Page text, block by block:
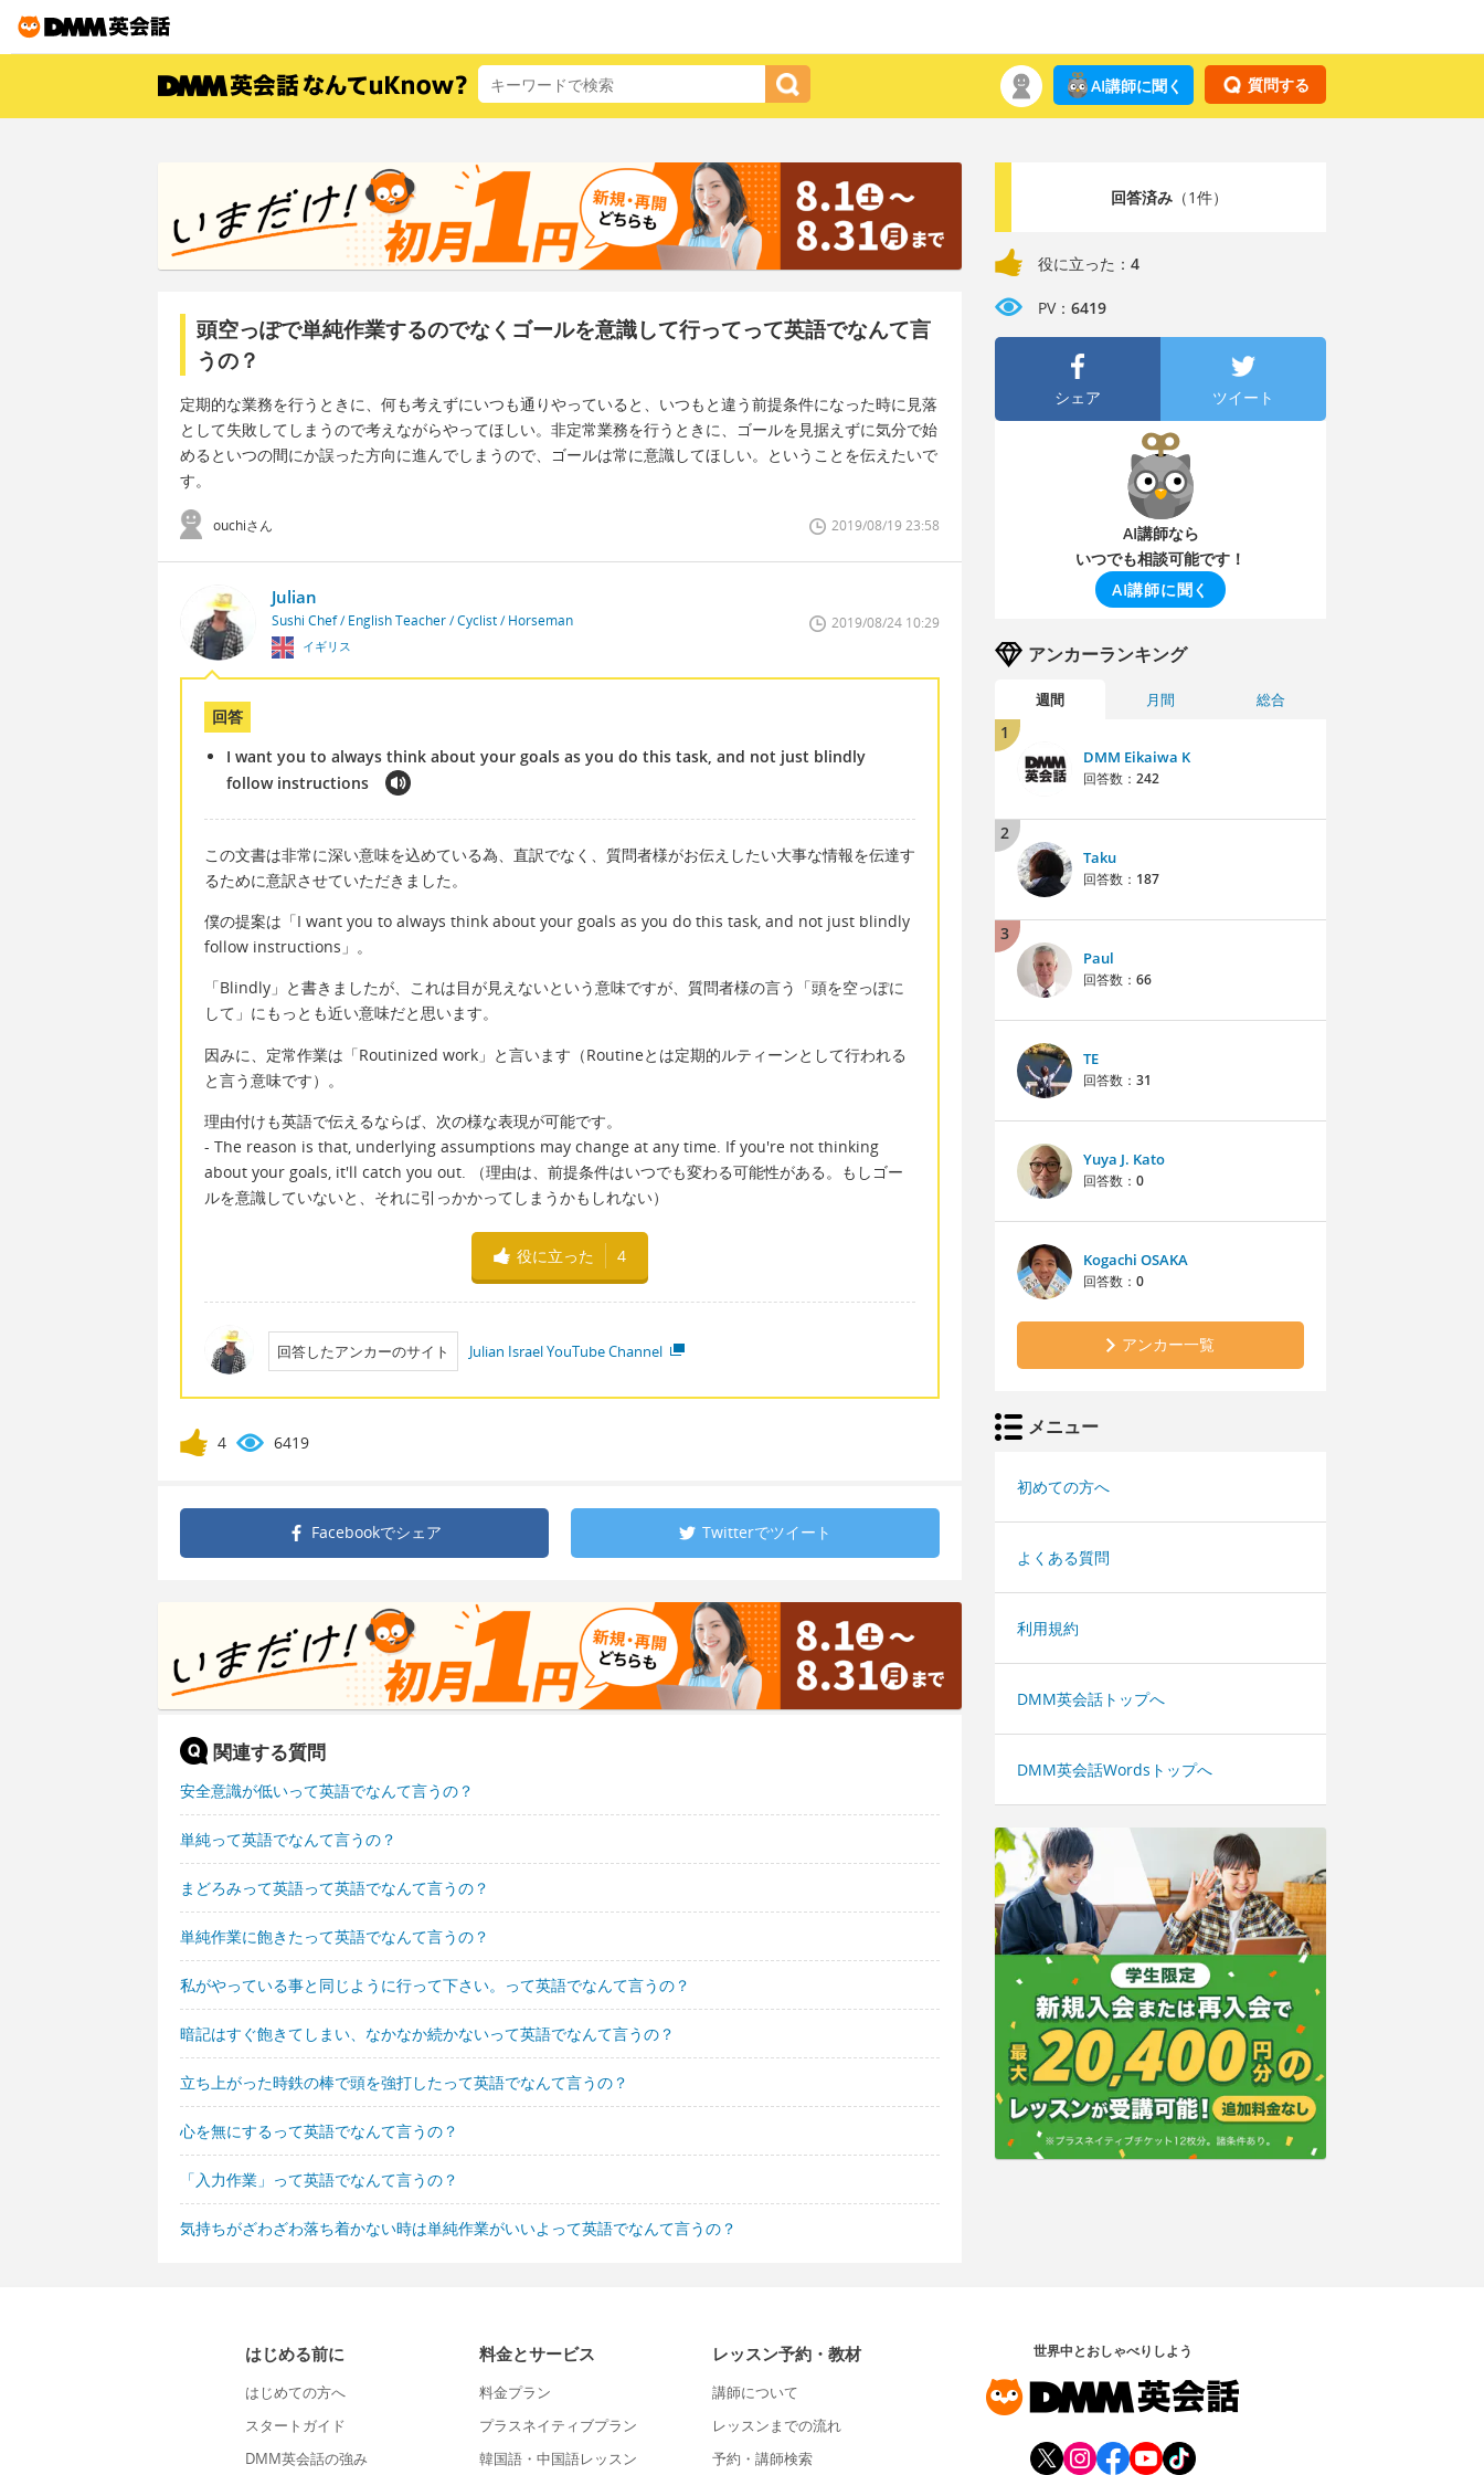
質問する
AI講師に聞く
頭空っぽで単純作業するのでなくゴールを意識して行ってって英語でなんて言
うの？
定期的な業務を行うときに、何も考えずにいつも通りやっていると、いつもと違う前提条件になった時に見落
として失敗してしまうので考えながらやってほしい。非定常業務を行うときに、ゴールを見据えずに気分で始
めるといつの間にか誤った方向に進んでしまうので、ゴールは常に意識してほしい。ということを伝えたいで
す。
ouchiさん 2019/08/19 23:58
Julian
Sushi Chef / English Teacher / Cyclist / Horseman
イギリス
2019/08/24 10:29
回答
I want you to always think about your goals as you do this task, and not just blindly
follow instructions
この文書は非常に深い意味を込めている為、直訳でなく、質問者様がお伝えしたい大事な情報を伝達す
るために意訳させていただきました。
僕の提案は「I want you to always think about your goals as you do this task, and not just blindly
follow instructions」。
「Blindly」と書きましたが、これは目が見えないという意味ですが、質問者様の言う「頭を空っぽに
して」にもっとも近い意味だと思います。
因みに、定常作業は「Routinized work」と言います（Routineとは定期的ルティーンとして行われる
と言う意味です）。
理由付けも英語で伝えるならば、次の様な表現が可能です。
- The reason is that, underlying assumptions may change at any time. If you're not thinking
about your goals, it'll catch you out. （理由は、前提条件はいつでも変わる可能性がある。もしゴー
ルを意識していないと、それに引っかかってしまうかもしれない）
役に立った 4
回答したアンカーのサイト Julian Israel YouTube Channel
4 6419
Facebookでシェア Twitterでツイート
関連する質問
安全意識が低いって英語でなんて言うの？
単純って英語でなんて言うの？
まどろみって英語って英語でなんて言うの？
単純作業に飽きたって英語でなんて言うの？
私がやっている事と同じように行って下さい。って英語でなんて言うの？
暗記はすぐ飽きてしまい、なかなか続かないって英語でなんて言うの？
立ち上がった時鉄の棒で頭を強打したって英語でなんて言うの？
心を無にするって英語でなんて言うの？
「入力作業」って英語でなんて言うの？
気持ちがざわざわ落ち着かない時は単純作業がいいよって英語でなんて言うの？
回答済み（1件）
役に立った： 4
PV： 6419
シェア ツイート
AI講師なら
いつでも相談可能です！
AI講師に聞く
アンカーランキング
週間 月間 総合
1
DMM Eikaiwa K
回答数： 242
2
Taku
回答数： 187
3
Paul
回答数： 66
TE
回答数： 31
Yuya J. Kato
回答数： 0
Kogachi OSAKA
回答数： 0
アンカー一覧
メニュー
初めての方へ
よくある質問
利用規約
DMM英会話トップへ
DMM英会話Wordsトップへ
はじめる前に
はじめての方へ
スタートガイド
DMM英会話の強み
料金とサービス
料金プラン
プラスネイティブプラン
韓国語・中国語レッスン
レッスン予約・教材
講師について
レッスンまでの流れ
予約・講師検索
世界中とおしゃべりしよう